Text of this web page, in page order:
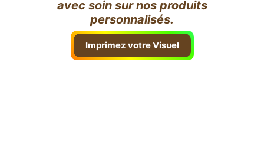
avec soin sur nos produits
personnalisés.
Imprimez votre Visuel